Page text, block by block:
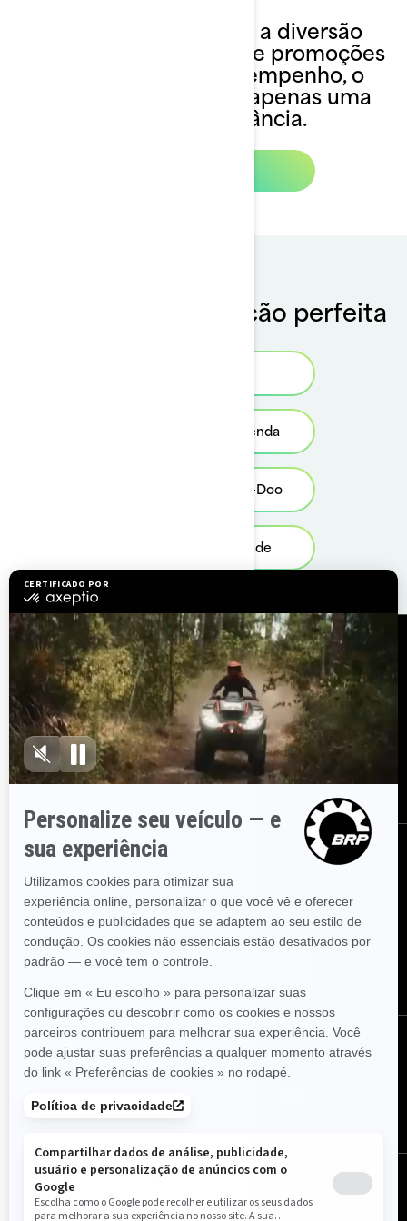
Veja como tornamos a diversão
acessível. Com ofertas e promoções
nos modelos de desempenho, o
extraordinário está a apenas uma
viagem de distância.
Escolha a embarcação perfeita
Encontre uma Revenda
Encontre o seu Sea-Doo
Solicite um Test Ride
Recursos
Explorar Sea-Doo
Precisa de ajuda?
Carreiras
Junte-se à rede de
revendedores
Recalls de segurança
BRP Experiences
Inscreva-se em nossos e-mails.
Receba as últimas notícias,
eventos e ofertas.
Assine
Siga-nos